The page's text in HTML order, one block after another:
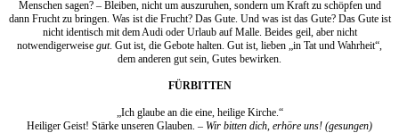
Menschen sagen? – Bleiben, nicht um auszuruhen, sondern um Kraft zu schöpfen und
dann Frucht zu bringen. Was ist die Frucht? Das Gute. Und was ist das Gute? Das Gute ist
nicht identisch mit dem Audi oder Urlaub auf Malle. Beides geil, aber nicht
notwendigerweise gut. Gut ist, die Gebote halten. Gut ist, lieben „in Tat und Wahrheit“,
dem anderen gut sein, Gutes bewirken.
FÜRBITTEN
„Ich glaube an die eine, heilige Kirche.“
Heiliger Geist! Stärke unseren Glauben. – Wir bitten dich, erhöre uns! (gesungen)